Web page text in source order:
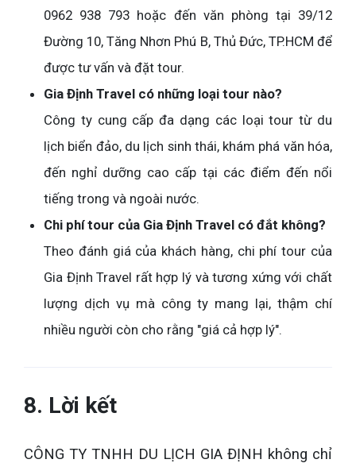
0962 938 793 hoặc đến văn phòng tại 39/12
Đường 10, Tăng Nhơn Phú B, Thủ Đức, TP.HCM để
được tư vấn và đặt tour.
Gia Định Travel có những loại tour nào?
Công ty cung cấp đa dạng các loại tour từ du
lịch biển đảo, du lịch sinh thái, khám phá văn hóa,
đến nghỉ dưỡng cao cấp tại các điểm đến nổi
tiếng trong và ngoài nước.
Chi phí tour của Gia Định Travel có đắt không?
Theo đánh giá của khách hàng, chi phí tour của
Gia Định Travel rất hợp lý và tương xứng với chất
lượng dịch vụ mà công ty mang lại, thậm chí
nhiều người còn cho rằng "giá cả hợp lý".
8. Lời kết
CÔNG TY TNHH DU LỊCH GIA ĐỊNH không chỉ